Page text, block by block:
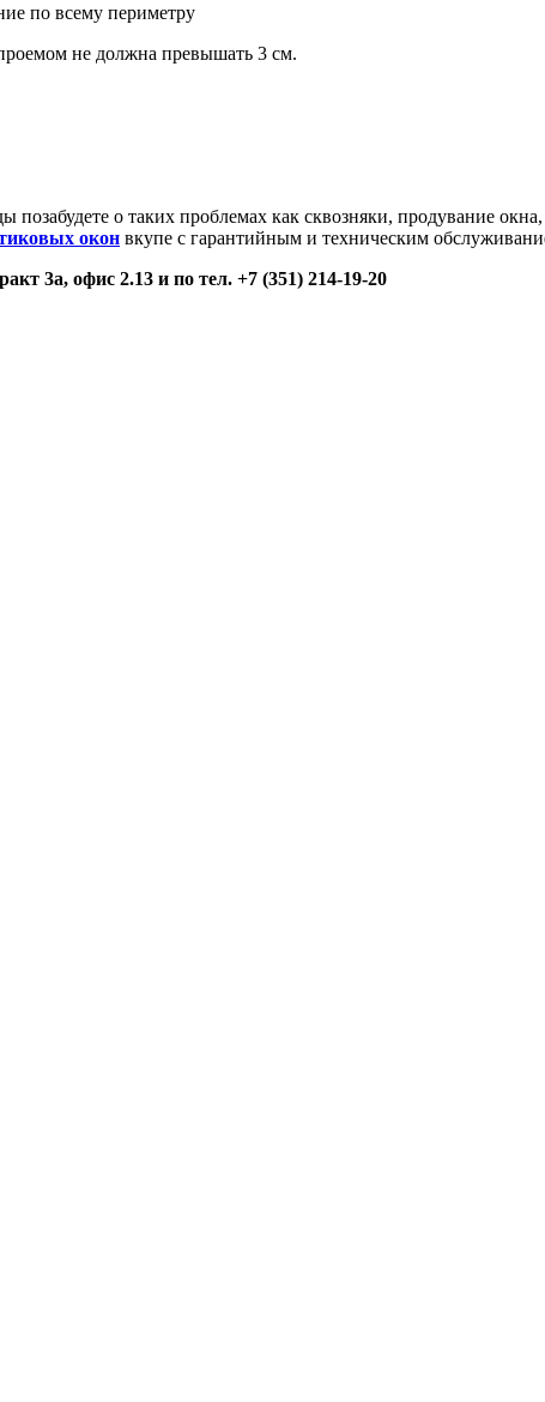
по всему периметру
не должна превышать 3 см.
позабудете о таких проблемах как сквозняки, продувание
окон вкупе с гарантийным и техническим
3а, офис 2.13 и по тел. +7 (351) 214-19-20